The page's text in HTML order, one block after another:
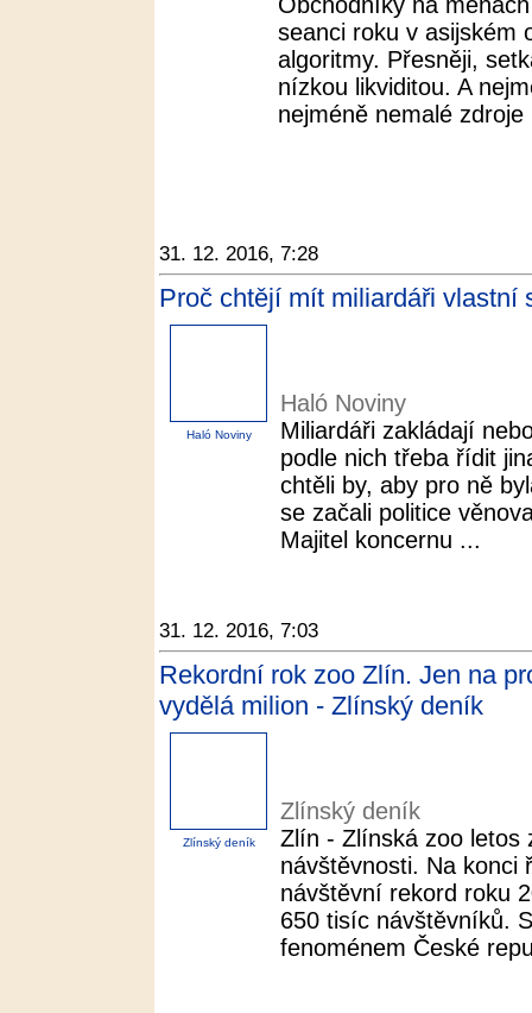
seanci roku v asijském
algoritmy. Přesněji,
nízkou likviditou. A
nejméně nemalé
31. 12. 2016, 7:28
Proč chtějí mít miliardáři vlastní
Haló Noviny
Haló Noviny
Miliardáři zakládají
podle nich třeba řídit
chtěli by, aby pro ně
se začali politice
Majitel koncernu ...
31. 12. 2016, 7:03
Rekordní rok zoo Zlín. Jen na
vydělá milion - Zlínský deník
Zlínský deník
Zlínský deník
Zlín - Zlínská zoo letos
návštěvnosti. Na konci
návštěvní rekord roku
650 tisíc návštěvníků.
fenoménem České